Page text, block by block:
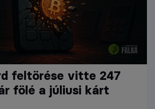
feltörése vitte 247
fölé a júliusi kárt